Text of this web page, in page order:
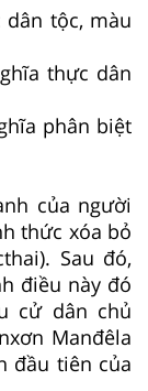
tộc, màu
thực dân
phân biệt
của người
thức xóa bỏ
Sau đó,
điều này đó
cử dân chủ
Manđêla
đầu tiên của